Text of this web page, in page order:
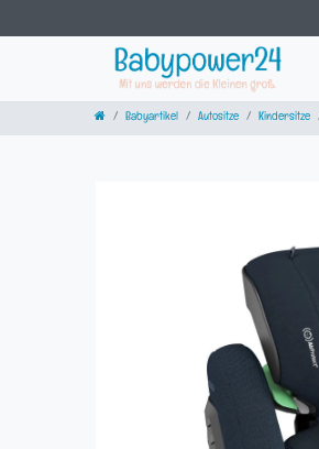
Babyartikel Autositze Kindersitze